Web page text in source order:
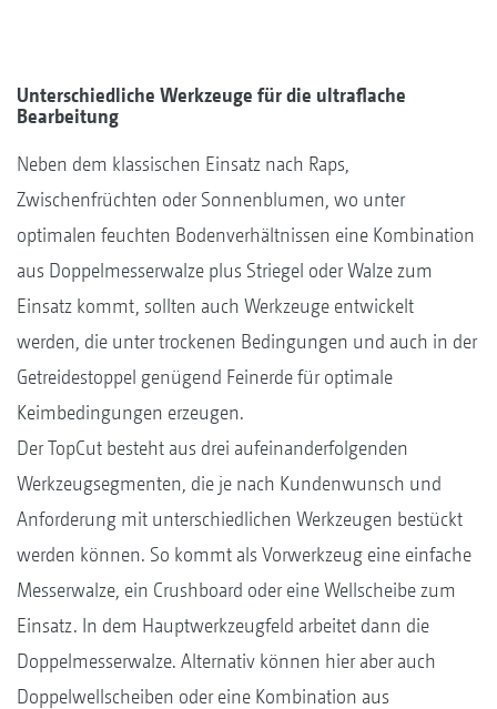
Unterschiedliche Werkzeuge für die ultraflache
Bearbeitung
Neben dem klassischen Einsatz nach Raps,
Zwischenfrüchten oder Sonnenblumen, wo unter
optimalen feuchten Bodenverhältnissen eine Kombination
aus Doppelmesserwalze plus Striegel oder Walze zum
Einsatz kommt, sollten auch Werkzeuge entwickelt
werden, die unter trockenen Bedingungen und auch in der
Getreidestoppel genügend Feinerde für optimale
Keimbedingungen erzeugen.
Der TopCut besteht aus drei aufeinanderfolgenden
Werkzeugsegmenten, die je nach Kundenwunsch und
Anforderung mit unterschiedlichen Werkzeugen bestückt
werden können. So kommt als Vorwerkzeug eine einfache
Messerwalze, ein Crushboard oder eine Wellscheibe zum
Einsatz. In dem Hauptwerkzeugfeld arbeitet dann die
Doppelmesserwalze. Alternativ können hier aber auch
Doppelwellscheiben oder eine Kombination aus